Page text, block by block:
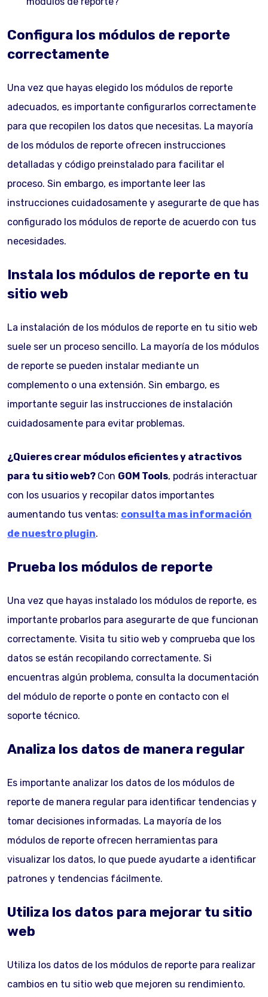
Configura los módulos de reporte
correctamente
Una vez que hayas elegido los módulos de reporte
adecuados, es importante configurarlos correctamente
para que recopilen los datos que necesitas. La mayoría
de los módulos de reporte ofrecen instrucciones
detalladas y código preinstalado para facilitar el
proceso. Sin embargo, es importante leer las
instrucciones cuidadosamente y asegurarte de que has
configurado los módulos de reporte de acuerdo con tus
necesidades.
Instala los módulos de reporte en tu
sitio web
La instalación de los módulos de reporte en tu sitio web
suele ser un proceso sencillo. La mayoría de los módulos
de reporte se pueden instalar mediante un
complemento o una extensión. Sin embargo, es
importante seguir las instrucciones de instalación
cuidadosamente para evitar problemas.
¿Quieres crear módulos eficientes y atractivos
para tu sitio web? Con GOM Tools, podrás interactuar
con los usuarios y recopilar datos importantes
aumentando tus ventas: consulta mas información
de nuestro plugin.
Prueba los módulos de reporte
Una vez que hayas instalado los módulos de reporte, es
importante probarlos para asegurarte de que funcionan
correctamente. Visita tu sitio web y comprueba que los
datos se están recopilando correctamente. Si
encuentras algún problema, consulta la documentación
del módulo de reporte o ponte en contacto con el
soporte técnico.
Analiza los datos de manera regular
Es importante analizar los datos de los módulos de
reporte de manera regular para identificar tendencias y
tomar decisiones informadas. La mayoría de los
módulos de reporte ofrecen herramientas para
visualizar los datos, lo que puede ayudarte a identificar
patrones y tendencias fácilmente.
Utiliza los datos para mejorar tu sitio
web
Utiliza los datos de los módulos de reporte para realizar
cambios en tu sitio web que mejoren su rendimiento.